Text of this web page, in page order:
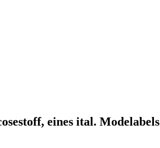
eines ital. Modelabels